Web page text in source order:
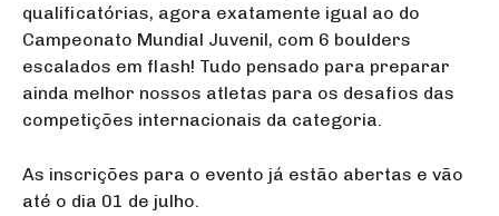
qualificatórias, agora exatamente igual ao do
Campeonato Mundial Juvenil, com 6 boulders
escalados em flash! Tudo pensado para preparar
ainda melhor nossos atletas para os desafios das
competições internacionais da categoria.
As inscrições para o evento já estão abertas e vão
até o dia 01 de julho.